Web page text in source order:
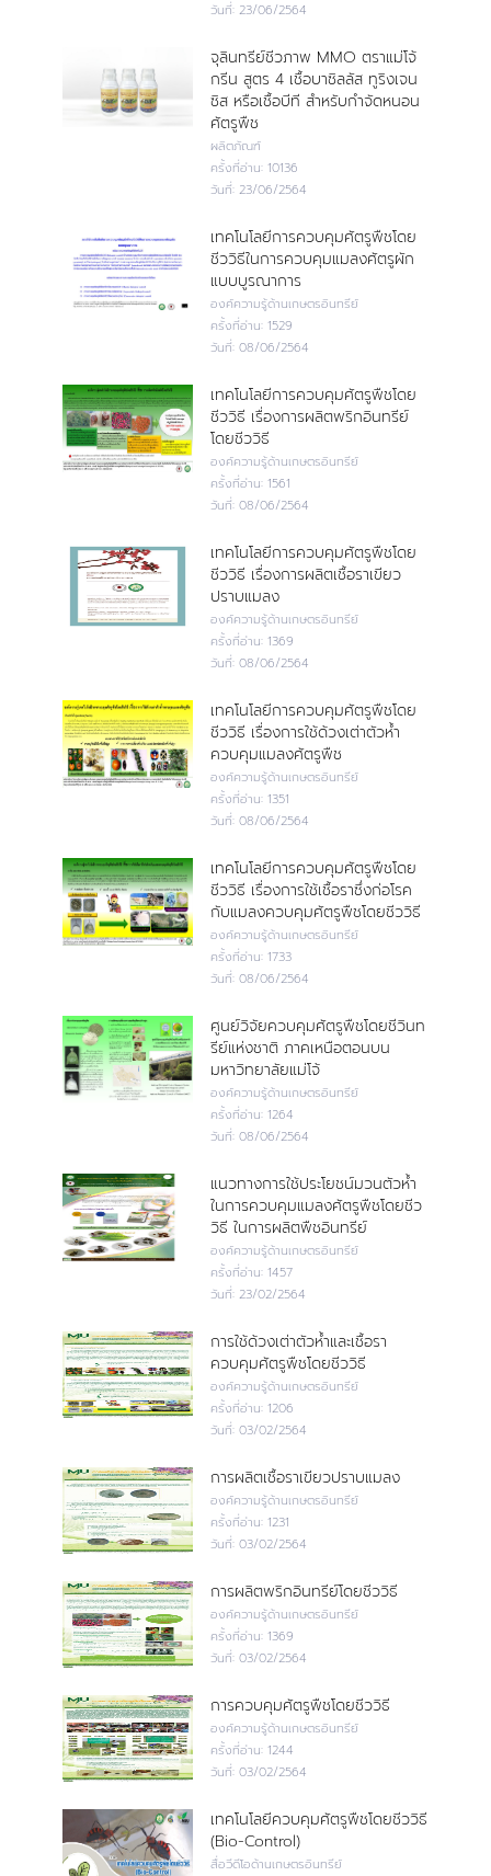
วันที่: 23/06/2564
จุลินทรีย์ชีวภาพ MMO ตราแม่โจ้
กรีน สูตร 4 เชื้อบาซิลลัส ทูริงเจน
ซิส หรือเชื้อบีที สำหรับกำจัดหนอน
ศัตรูพืช
ผลิตภัณฑ์
ครั้งที่อ่าน: 10136
วันที่: 23/06/2564
เทคโนโลยีการควบคุมศัตรูพืชโดย
ชีววิธีในการควบคุมแมลงศัตรูผัก
แบบบูรณาการ
องค์ความรู้ด้านเกษตรอินทรีย์
ครั้งที่อ่าน: 1529
วันที่: 08/06/2564
เทคโนโลยีการควบคุมศัตรูพืชโดย
ชีววิธี เรื่องการผลิตพริกอินทรีย์
โดยชีววิธี
องค์ความรู้ด้านเกษตรอินทรีย์
ครั้งที่อ่าน: 1561
วันที่: 08/06/2564
เทคโนโลยีการควบคุมศัตรูพืชโดย
ชีววิธี เรื่องการผลิตเชื้อราเขียว
ปราบแมลง
องค์ความรู้ด้านเกษตรอินทรีย์
ครั้งที่อ่าน: 1369
วันที่: 08/06/2564
เทคโนโลยีการควบคุมศัตรูพืชโดย
ชีววิธี เรื่องการใช้ด้วงเต่าตัวห้ำ
ควบคุมแมลงศัตรูพืช
องค์ความรู้ด้านเกษตรอินทรีย์
ครั้งที่อ่าน: 1351
วันที่: 08/06/2564
เทคโนโลยีการควบคุมศัตรูพืชโดย
ชีววิธี เรื่องการใช้เชื้อราซึ่งก่อโรค
กับแมลงควบคุมศัตรูพืชโดยชีววิธี
องค์ความรู้ด้านเกษตรอินทรีย์
ครั้งที่อ่าน: 1733
วันที่: 08/06/2564
ศูนย์วิจัยควบคุมศัตรูพืชโดยชีวินท
รีย์แห่งชาติ ภาคเหนือตอนบน
มหาวิทยาลัยแม่โจ้
องค์ความรู้ด้านเกษตรอินทรีย์
ครั้งที่อ่าน: 1264
วันที่: 08/06/2564
แนวทางการใช้ประโยชน์มวนตัวห้ำ
ในการควบคุมแมลงศัตรูพืชโดยชีว
วิธี ในการผลิตพืชอินทรีย์
องค์ความรู้ด้านเกษตรอินทรีย์
ครั้งที่อ่าน: 1457
วันที่: 23/02/2564
การใช้ด้วงเต่าตัวห้ำและเชื้อรา
ควบคุมศัตรูพืชโดยชีววิธี
องค์ความรู้ด้านเกษตรอินทรีย์
ครั้งที่อ่าน: 1206
วันที่: 03/02/2564
การผลิตเชื้อราเขียวปราบแมลง
องค์ความรู้ด้านเกษตรอินทรีย์
ครั้งที่อ่าน: 1231
วันที่: 03/02/2564
การผลิตพริกอินทรีย์โดยชีววิธี
องค์ความรู้ด้านเกษตรอินทรีย์
ครั้งที่อ่าน: 1369
วันที่: 03/02/2564
การควบคุมศัตรูพืชโดยชีววิธี
องค์ความรู้ด้านเกษตรอินทรีย์
ครั้งที่อ่าน: 1244
วันที่: 03/02/2564
เทคโนโลยีควบคุมศัตรูพืชโดยชีววิธี
(Bio-Control)
สื่อวีดีโอด้านเกษตรอินทรีย์